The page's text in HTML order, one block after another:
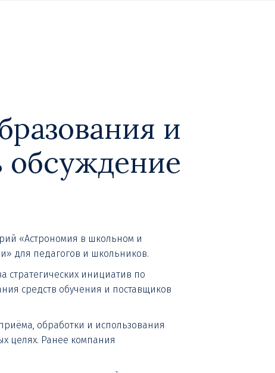
и
обсуждение
«Астрономия в школьном и
для педагогов и школьников.
инициатив по
средств обучения и поставщиков
обработки и использования
целях. Ранее компания